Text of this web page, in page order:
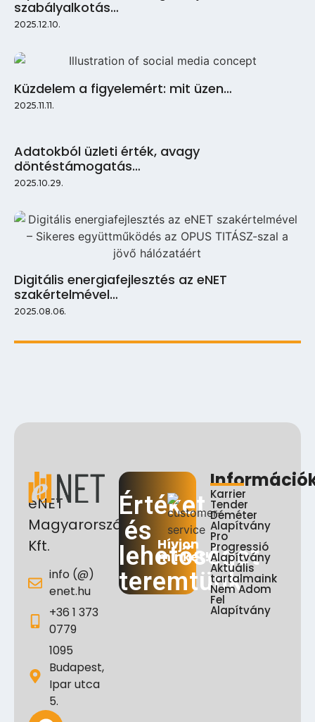
szabályalkotás…
2025.12.10.
Küzdelem a figyelemért: mit üzen…
2025.11.11.
Adatokból üzleti érték, avagy
döntéstámogatás…
2025.10.29.
Digitális energiafejlesztés az eNET
szakértelmével…
2025.08.06.
eNET
Magyarország
Kft.
info (@)
enet.hu
+36 1 373
0779
1095
Budapest,
Ipar utca
5.
Értéket
és
lehetőséget
teremtünk
Hívjon
minket!
Karrier
Tender
Déméter
Alapítvány
Pro
Progressió
Alapítvány
Aktuális
tartalmaink
Nem Adom
Fel
Alapítvány